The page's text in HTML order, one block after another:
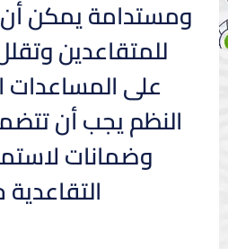
ومستدامة يمكن أن
للمتقاعدين
على
النظم يجب أن
وضمانات